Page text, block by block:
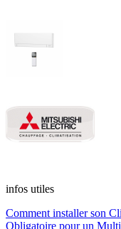
infos utiles
Comment installer son
Obligatoire pour un